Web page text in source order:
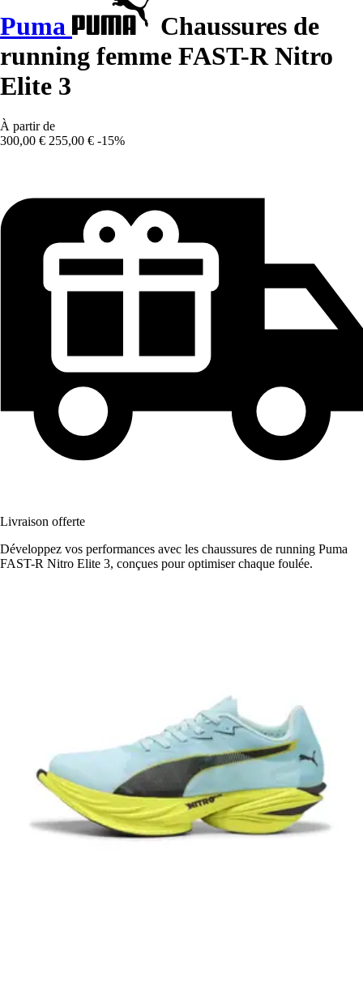
Puma
Chaussures de
running femme FAST-R Nitro
Elite 3
À partir de
300,00 € 255,00 € -15%
Livraison offerte
Développez vos performances avec les chaussures de running Puma
FAST-R Nitro Elite 3, conçues pour optimiser chaque foulée.